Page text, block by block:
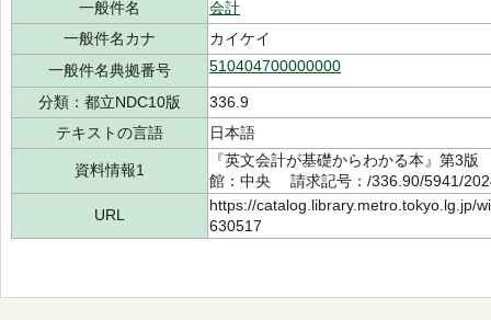
一般件名
会計
一般件名カナ
カイケイ
一般件名典拠番号
510404700000000
分類：都立NDC10版
336.9
テキストの言語
日本語
資料情報1
『英文会計が基礎からわかる本』第
館：中央 請求記号：/336.90/5941/
URL
https://catalog.library.metro.tokyo.lg.jp/
630517